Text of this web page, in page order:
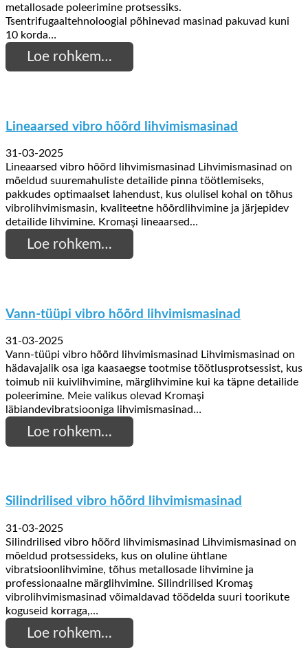
metallosade poleerimine protsessiks.
Tsentrifugaaltehnoloogial põhinevad masinad pakuvad kuni
10 korda…
Loe rohkem…
Lineaarsed vibro hõõrd lihvimismasinad
31-03-2025
Lineaarsed vibro hõõrd lihvimismasinad Lihvimismasinad on
mõeldud suuremahuliste detailide pinna töötlemiseks,
pakkudes optimaalset lahendust, kus olulisel kohal on tõhus
vibrolihvimismasin, kvaliteetne hõõrdlihvimine ja järjepidev
detailide lihvimine. Kromaşi lineaarsed…
Loe rohkem…
Vann-tüüpi vibro hõõrd lihvimismasinad
31-03-2025
Vann-tüüpi vibro hõõrd lihvimismasinad Lihvimismasinad on
hädavajalik osa iga kaasaegse tootmise töötlusprotsessist, kus
toimub nii kuivlihvimine, märglihvimine kui ka täpne detailide
poleerimine. Meie valikus olevad Kromaşi
läbiandevibratsiooniga lihvimismasinad…
Loe rohkem…
Silindrilised vibro hõõrd lihvimismasinad
31-03-2025
Silindrilised vibro hõõrd lihvimismasinad Lihvimismasinad on
mõeldud protsessideks, kus on oluline ühtlane
vibratsioonlihvimine, tõhus metallosade lihvimine ja
professionaalne märglihvimine. Silindrilised Kromaş
vibrolihvimismasinad võimaldavad töödelda suuri toorikute
koguseid korraga,…
Loe rohkem…